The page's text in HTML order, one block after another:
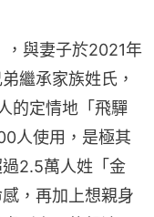
，與妻子於2021年
繼承家族姓氏，
的定情地「飛驒
人使用，是極其
2.5萬人姓「金
，再加上想親身